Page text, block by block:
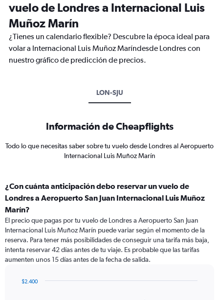
vuelo de Londres a Internacional Luis
Muñoz Marín
¿Tienes un calendario flexible? Descubre la época ideal para
volar a Internacional Luis Muñoz Maríndesde Londres con
nuestro gráfico de predicción de precios.
LON-SJU
Información de Cheapflights
Todo lo que necesitas saber sobre tu vuelo desde Londres al Aeropuerto
Internacional Luis Muñoz Marín
¿Con cuánta anticipación debo reservar un vuelo de
Londres a Aeropuerto San Juan Internacional Luis Muñoz
Marín?
El precio que pagas por tu vuelo de Londres a Aeropuerto San Juan
Internacional Luis Muñoz Marín puede variar según el momento de la
reserva. Para tener más posibilidades de conseguir una tarifa más baja,
intenta reservar 42 días antes de tu viaje. Es probable que las tarifas
aumenten unos 15 días antes de la fecha de salida.
$2.400